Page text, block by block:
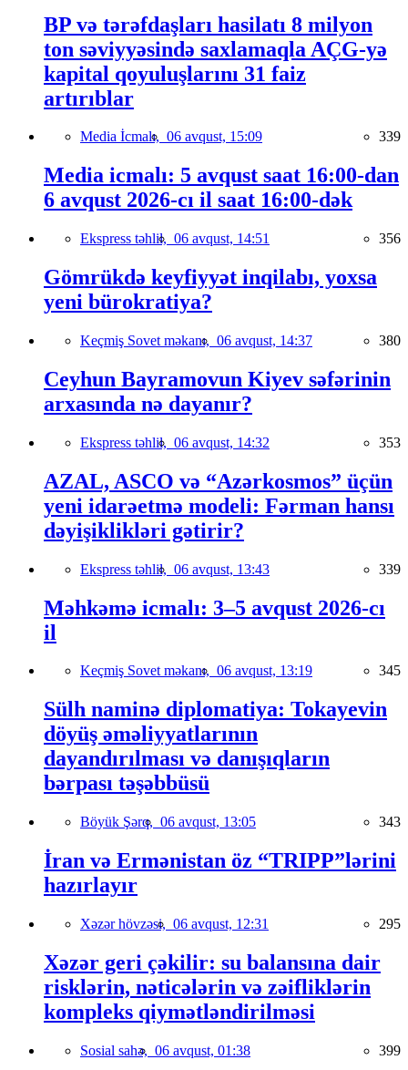
BP və tərəfdaşları hasilatı 8 milyon
ton səviyyəsində saxlamaqla AÇG-yə
kapital qoyuluşlarını 31 faiz
artırıblar
Media İcmalı, 06 avqust, 15:09 339
Media icmalı: 5 avqust saat 16:00-dan
6 avqust 2026-cı il saat 16:00-dək
Ekspress təhlil, 06 avqust, 14:51 356
Gömrükdə keyfiyyət inqilabı, yoxsa
yeni bürokratiya?
Keçmiş Sovet məkanı, 06 avqust, 14:37 380
Ceyhun Bayramovun Kiyev səfərinin
arxasında nə dayanır?
Ekspress təhlil, 06 avqust, 14:32 353
AZAL, ASCO və “Azərkosmos” üçün
yeni idarəetmə modeli: Fərman hansı
dəyişiklikləri gətirir?
Ekspress təhlil, 06 avqust, 13:43 339
Məhkəmə icmalı: 3–5 avqust 2026-cı
il
Keçmiş Sovet məkanı, 06 avqust, 13:19 345
Sülh naminə diplomatiya: Tokayevin
döyüş əməliyyatlarının
dayandırılması və danışıqların
bərpası təşəbbüsü
Böyük Şərq, 06 avqust, 13:05 343
İran və Ermənistan öz “TRIPP”lərini
hazırlayır
Xəzər hövzəsi, 06 avqust, 12:31 295
Xəzər geri çəkilir: su balansına dair
risklərin, nəticələrin və zəifliklərin
kompleks qiymətləndirilməsi
Sosial sahə, 06 avqust, 01:38 399